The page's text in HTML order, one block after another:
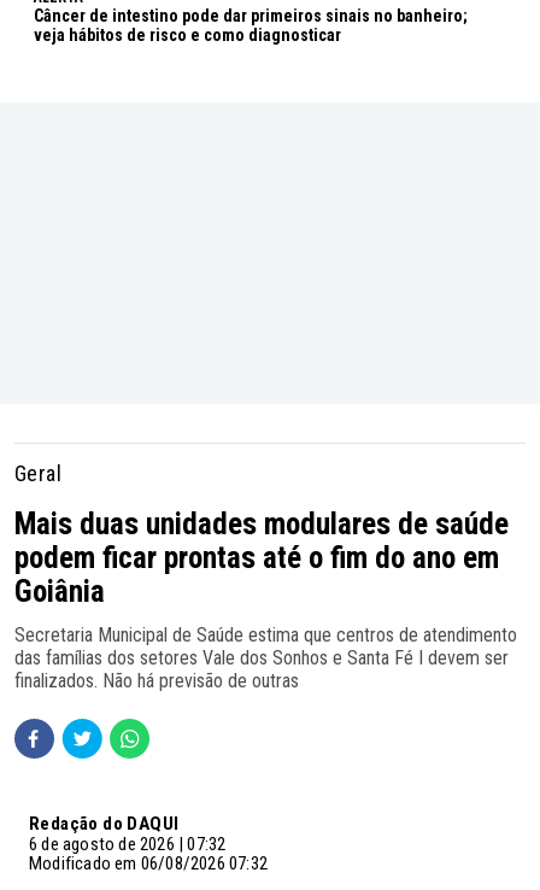
Câncer de intestino pode dar primeiros sinais no banheiro;
veja hábitos de risco e como diagnosticar
Geral
Mais duas unidades modulares de saúde
podem ficar prontas até o fim do ano em
Goiânia
Secretaria Municipal de Saúde estima que centros de atendimento
das famílias dos setores Vale dos Sonhos e Santa Fé I devem ser
finalizados. Não há previsão de outras
Redação do DAQUI
6 de agosto de 2026 | 07:32
Modificado em 06/08/2026 07:32